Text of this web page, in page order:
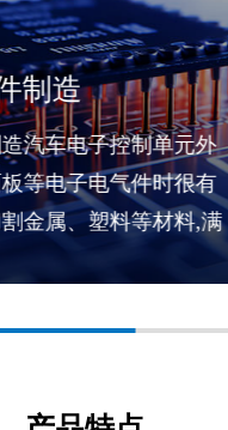
制造
汽车电子控制单元外
等电子电气件时很有
金属、塑料等材料,满
计和功能集成的要求